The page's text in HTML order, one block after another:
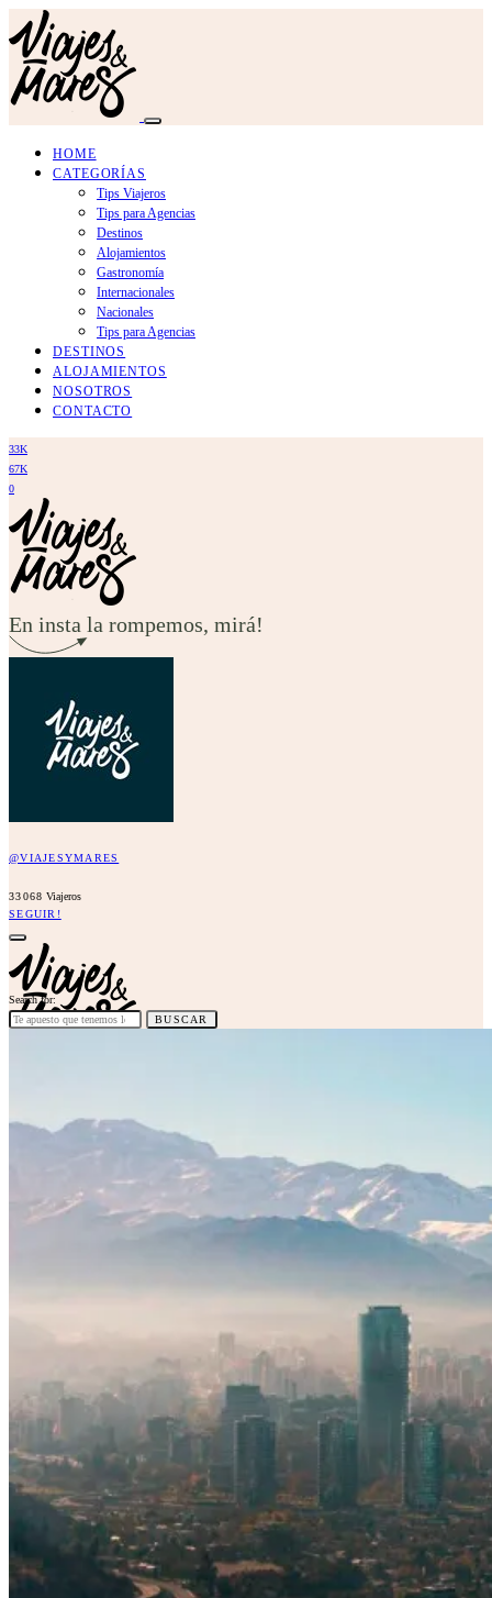
HOME
CATEGORÍAS
Tips Viajeros
Tips para Agencias
Destinos
Alojamientos
Gastronomía
Internacionales
Nacionales
Tips para Agencias
DESTINOS
ALOJAMIENTOS
NOSOTROS
CONTACTO
33K
67K
0
En insta la rompemos, mirá!
@VIAJESYMARES
33068 Viajeros
SEGUIR!
TIPS VIAJEROS
TIPS PARA AGENCIAS
ALOJAMIENTOS
GASTRONOMÍA
INTERNACIONALES
CONTACTO
Search for:
BUSCAR